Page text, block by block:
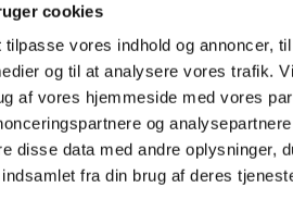
cookies
vores indhold og annoncer,
og til at analysere vores trafik.
af vores hjemmeside med vores
og
disse data med andre oplysninger,
fra din brug af deres